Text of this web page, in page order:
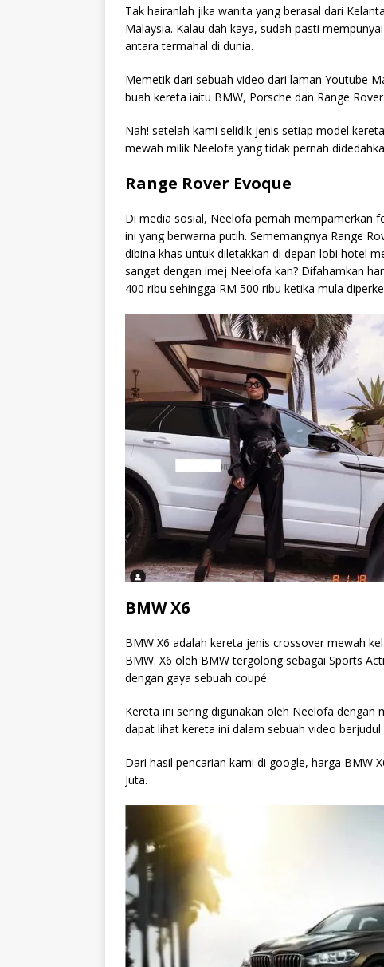
Tak hairanlah jika wanita yang berasal dari
Malaysia. Kalau dah kaya, sudah pasti
antara termahal di dunia.
Memetik dari sebuah video dari laman Youtube
buah kereta iaitu BMW, Porsche dan Range Rover.
Nah! setelah kami selidik jenis setiap model
mewah milik Neelofa yang tidak pernah
Range Rover Evoque
Di media sosial, Neelofa pernah mempamerkan
ini yang berwarna putih. Sememangnya Range
dibina khas untuk diletakkan di depan lobi hotel
sangat dengan imej Neelofa kan? Difahamkan
400 ribu sehingga RM 500 ribu ketika mula
BMW X6
BMW X6 adalah kereta jenis crossover mewah
BMW. X6 oleh BMW tergolong sebagai Sports
dengan gaya sebuah coupé.
Kereta ini sering digunakan oleh Neelofa dengan
dapat lihat kereta ini dalam sebuah video
Dari hasil pencarian kami di google, harga BMW
Juta.